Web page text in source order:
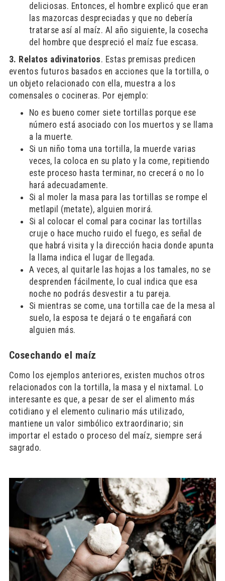
deliciosas. Entonces, el hombre explicó que eran
las mazorcas despreciadas y que no debería
tratarse así al maíz. Al año siguiente, la cosecha
del hombre que despreció el maíz fue escasa.
3. Relatos adivinatorios. Estas premisas predicen
eventos futuros basados en acciones que la tortilla, o
un objeto relacionado con ella, muestra a los
comensales o cocineras. Por ejemplo:
No es bueno comer siete tortillas porque ese
número está asociado con los muertos y se llama
a la muerte.
Si un niño toma una tortilla, la muerde varias
veces, la coloca en su plato y la come, repitiendo
este proceso hasta terminar, no crecerá o no lo
hará adecuadamente.
Si al moler la masa para las tortillas se rompe el
metlapil (metate), alguien morirá.
Si al colocar el comal para cocinar las tortillas
cruje o hace mucho ruido el fuego, es señal de
que habrá visita y la dirección hacia donde apunta
la llama indica el lugar de llegada.
A veces, al quitarle las hojas a los tamales, no se
desprenden fácilmente, lo cual indica que esa
noche no podrás desvestir a tu pareja.
Si mientras se come, una tortilla cae de la mesa al
suelo, la esposa te dejará o te engañará con
alguien más.
Cosechando el maíz
Como los ejemplos anteriores, existen muchos otros
relacionados con la tortilla, la masa y el nixtamal. Lo
interesante es que, a pesar de ser el alimento más
cotidiano y el elemento culinario más utilizado,
mantiene un valor simbólico extraordinario; sin
importar el estado o proceso del maíz, siempre será
sagrado.